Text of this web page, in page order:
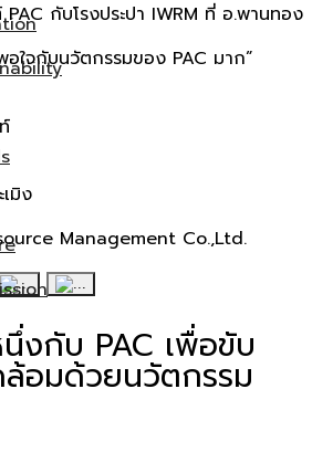
กับโรงประปา IWRM ที่ อ.พานทอง
ใจกับนวัตกรรมของ PAC มาก”
มิง
Management Co.,Ltd.
งกับ PAC เพื่อขับ
อมด้วยนวัตกรรม